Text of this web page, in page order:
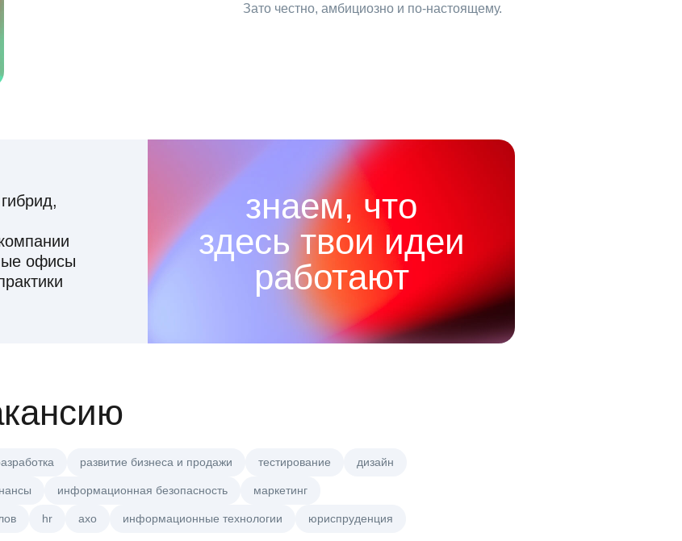
Зато честно, амбициозно и по‑настоящему.
офисы
знаем, что
здесь твои идеи
работают
развитие бизнеса и продажи тестирование дизайн
информационная безопасность маркетинг
hr axo информационные технологии юриспруденция